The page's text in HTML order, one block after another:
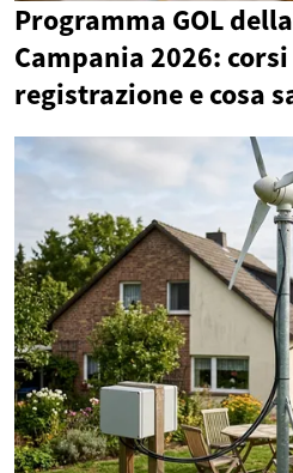
Programma GOL
Campania 2026:
registrazione e cosa